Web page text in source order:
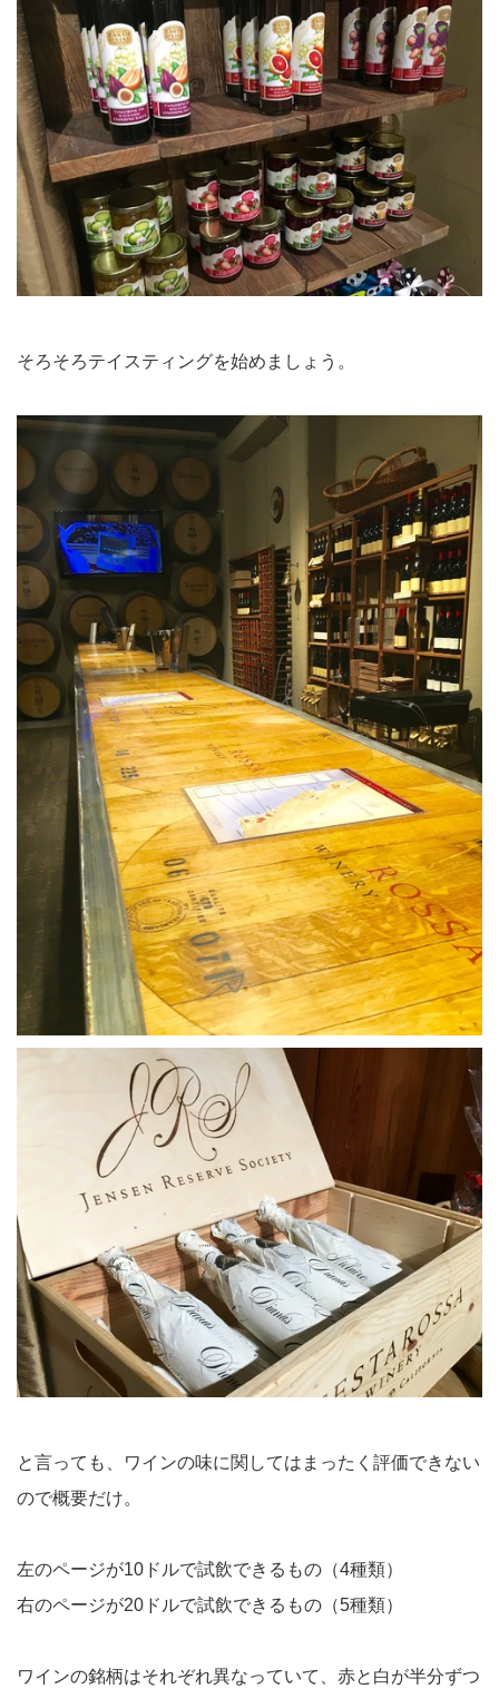
そろそろテイスティングを始めましょう。
と言っても、ワインの味に関してはまったく評価できない
ので概要だけ。
左のページが10ドルで試飲できるもの（4種類）
右のページが20ドルで試飲できるもの（5種類）
ワインの銘柄はそれぞれ異なっていて、赤と白が半分ずつ